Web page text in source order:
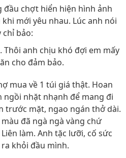
chợt hiển hiện hình ảnh
mới yêu nhau. Lúc anh nói
chỉ bảo:
Thôi anh chịu khó đợi em mấy
cho đảm bảo.
mua về 1 túi giá thật. Hoan
nhặt nhạnh để mang đi
trước mặt, ngao ngán thở dài.
đã ngà ngà vàng chứ
làm. Anh tặc lưỡi, cố sức
khỏi đầu mình.